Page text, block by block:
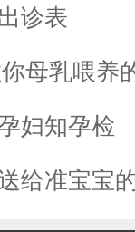
诊表
母乳喂养
妇知孕检
给准宝宝